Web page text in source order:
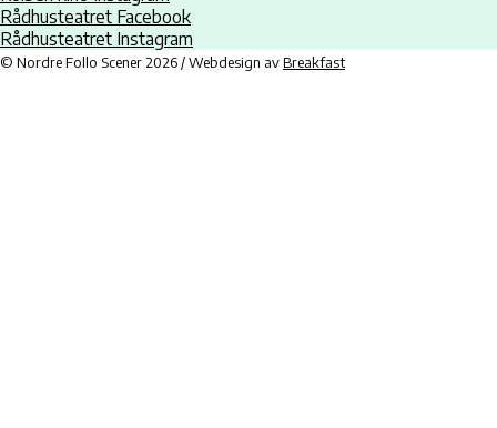
Rådhusteatret Facebook
Rådhusteatret Instagram
© Nordre Follo Scener 2026 / Webdesign avBreakfast